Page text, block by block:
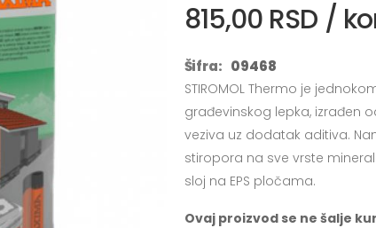
815,00 RSD /
Šifra: 09468
STIROMOL Thermo je
građevinskog lepka, izrađen
veziva uz dodatak aditiva.
stiropora na sve vrste
sloj na EPS pločama.
Ovaj proizvod se ne šalje